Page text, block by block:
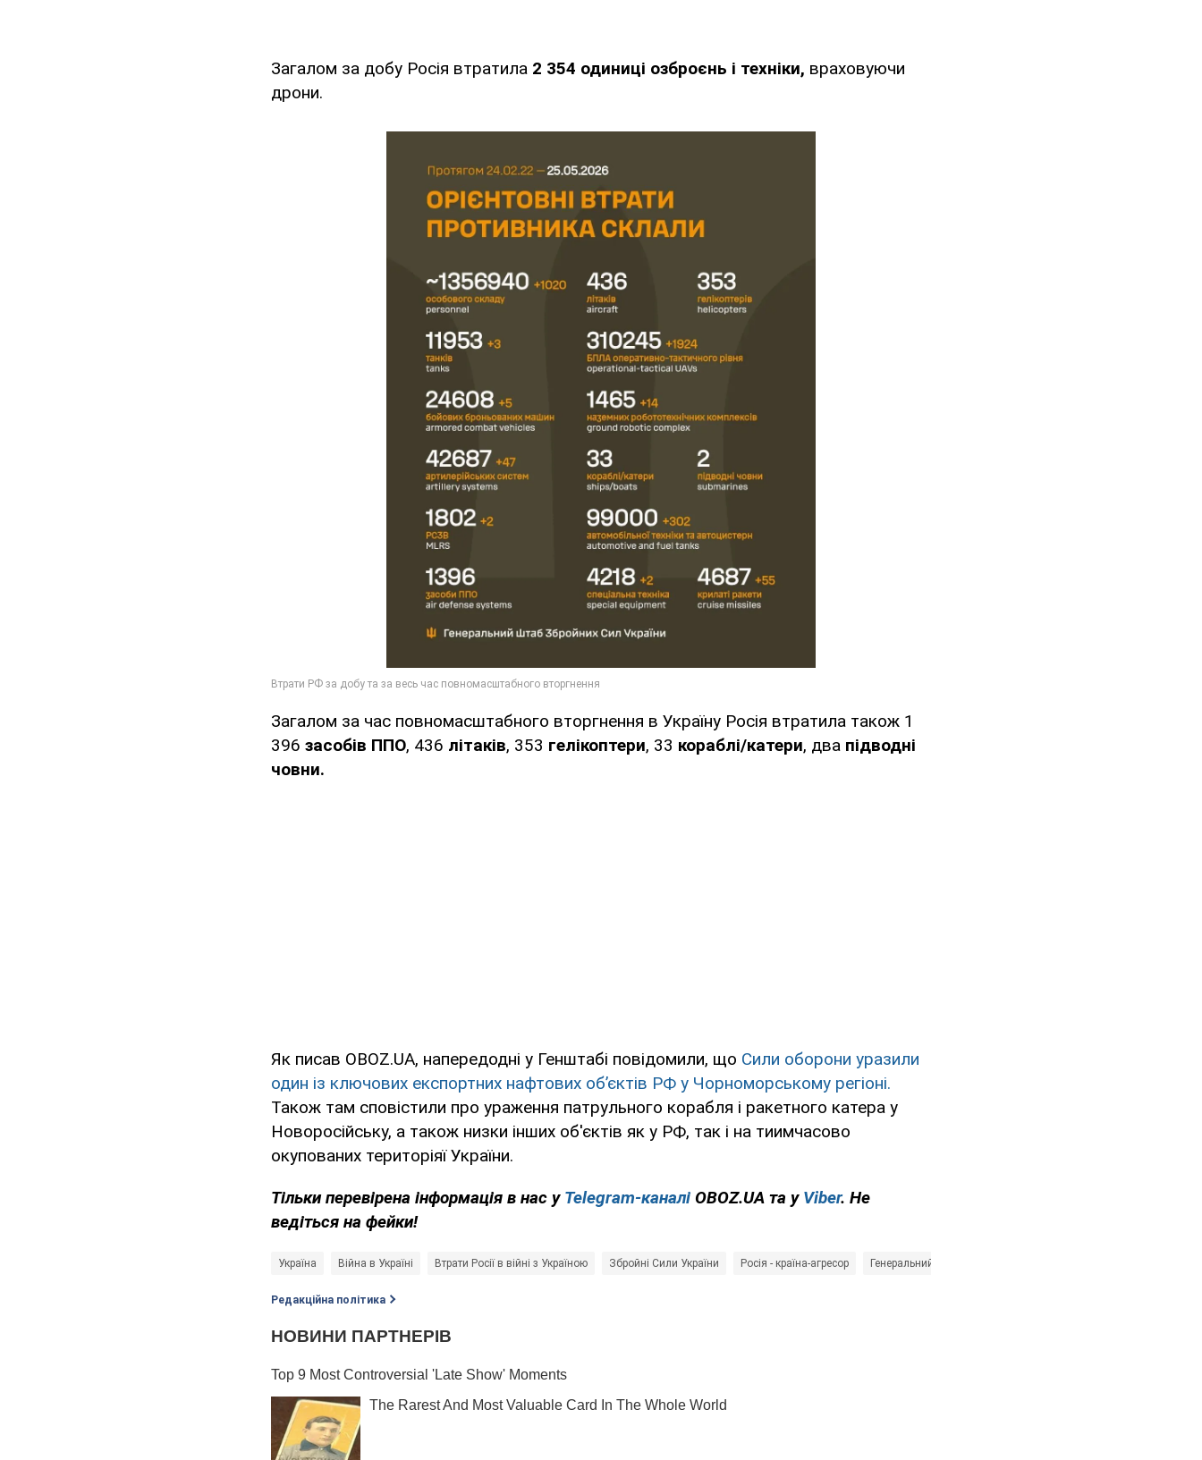
Загалом за добу Росія втратила 2 354 одиниці озброєнь і техніки, враховуючи
дрони.
Загалом за час повномасштабного вторгнення в Україну Росія втратила також 1
396 засобів ППО, 436 літаків, 353 гелікоптери, 33 кораблі/катери, два підводні
човни.
Як писав OBOZ.UA, напередодні у Генштабі повідомили, що Сили оборони уразили
один із ключових експортних нафтових об’єктів РФ у Чорноморському регіоні.
Також там сповістили про ураження патрульного корабля і ракетного катера у
Новоросійську, а також низки інших об'єктів як у РФ, так і на тиимчасово
окупованих територіяї України.
Тільки перевірена інформація в нас у Telegram-каналі OBOZ.UA та у Viber. Не
ведіться на фейки!
Україна Війна в Україні Втрати Росії в війні з Україною Збройні Сили України Росія - країна-агресор Генеральний штаб ЗСУ
Редакційна політика